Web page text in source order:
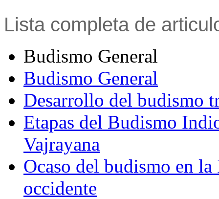
Lista completa de
Budismo General
Budismo General
Desarrollo del budismo
Etapas del Budismo
Vajrayana
Ocaso del budismo en
occidente